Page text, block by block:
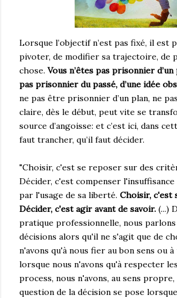
Lorsque l’objectif n’est pas fixé, il est
pivoter, de modifier sa trajectoire, de
chose. Vous n’êtes pas prisonnier d’un
pas prisonnier du passé, d’une idée
ne pas être prisonnier d’un plan, ne
claire, dès le début, peut vite se
source d’angoisse: et c’est ici, dans
faut trancher, qu’il faut décider.
"Choisir, c'est se reposer sur des
Décider, c'est compenser
par l'usage de sa liberté. Choisir, c'est
Décider, c'est agir avant de savoir. (...)
pratique professionnelle, nous
décisions alors qu'il ne s'agit que de
n'avons qu'à nous fier au bon sens ou
lorsque nous n'avons qu'à respecter
process, nous n'avons, au sens
question de la décision se pose